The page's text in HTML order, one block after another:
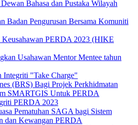
Bahasa dan Pustaka Wilayah
Badan Pengurusan Bersama Komuniti
Keusahawan PERDA 2023 (HIKE
Usahawan Mentor Mentee tahun
Integriti "Take Charge"
(BRS) Bagi Projek Perkhidmatan
SMARTGIS Untuk PERDA
PERDA 2023
Pematuhan SAGA bagi Sistem
dan Kewangan PERDA